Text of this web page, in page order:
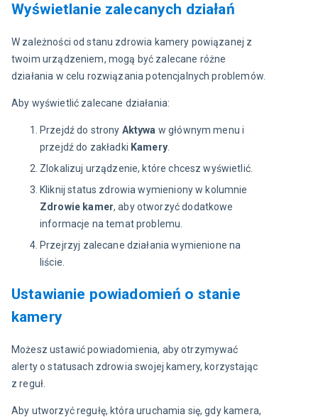
Wyświetlanie zalecanych działań
W zależności od stanu zdrowia kamery powiązanej z
twoim urządzeniem, mogą być zalecane różne
działania w celu rozwiązania potencjalnych problemów.
Aby wyświetlić zalecane działania:
Przejdź do strony Aktywa w głównym menu i
przejdź do zakładki Kamery.
Zlokalizuj urządzenie, które chcesz wyświetlić.
Kliknij status zdrowia wymieniony w kolumnie
Zdrowie kamer, aby otworzyć dodatkowe
informacje na temat problemu.
Przejrzyj zalecane działania wymienione na
liście.
Ustawianie powiadomień o stanie
kamery
Możesz ustawić powiadomienia, aby otrzymywać
alerty o statusach zdrowia swojej kamery, korzystając
z reguł.
Aby utworzyć regułę, która uruchamia się, gdy kamera,